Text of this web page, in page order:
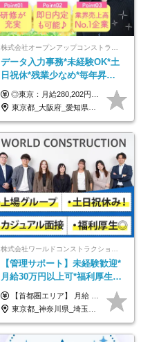
データ入力事務*未経験OK*土
日祝休*残業少なめ*毎年昇給
あり*面接1回*月収37万円可/o
◎東京：月給280,202円～402,430円 ◎大阪：月給269,824円～392,052円 ◎名古屋：月給285,967円～408,195円 ◎その他：月給265,212円～387,440円 ※試用期間3か月／待遇は研修期間中のみ変更あり （東京：23.9万円～、大阪：月給23.4万円～、名古屋：月給24.2万円～、その他：月給23.1万円～） ※固定残業代（配属後に支給）・一律手当を含む ※固定残業代は残業がない場合も支給し、超過分は別途支給する ※年齢、経験、能力を考慮し、支給額を決定します。
東京都_大阪府_愛知県_北海道_宮城県_新潟県_石川県_静岡県_広島県_福岡県_沖縄県
株式会社ワールドコンストラクション 【東証一部】 (ワールドホールディングス・グループ)
【管理サポート】未経験歓迎*
月給30万円以上可*福利厚生が
充実！
【首都圏エリア】 月給 291,800円以上 ＋ 各種手当 【北関東エリア】 月給 264,260円以上 ＋ 各種手当 【関西・四国エリア】 月給 278,040円以上 ＋ 各種手当 【中部エリア】 月給 278,040円以上 ＋ 各種手当 【北海道・東北エリア】 月給 247,000円以上 ＋ 各種手当 【九州エリア】 月給 235,540円以上 ＋ 各種手当 【中国エリア】 月給 250,460 円以上 ＋ 各種手当 ※全て年齢・経験・能力などを考慮します。 ※試用期間3ヶ月あり。その間の待遇に変動はありません。 ※固定残業代（20時間分）を含む 首都圏／37,800円以上 北関東／34,260円以上 関西・四国／36,040円以上 中部／36,040円以上 北海道・東北／32,000円以上 九州／30,540円以上 中国／32,460円以上 ※超過分は全額支給 初年度の年収 400万円～900万円
東京都_神奈川県_埼玉県_千葉県_大阪府_愛知県_北海道_青森県_岩手県_宮城県_秋田県_山形県_福島県_茨城県_栃木県_群馬県_新潟県_山梨県_長野県_富山県_石川県_福井県_静岡県_岐阜県_三重県_兵庫県_京都府_滋賀県_奈良県_和歌山県_広島県_岡山県_鳥取県_島根県_山口県_徳島県_香川県_愛媛県_高知県_福岡県_熊本県_佐賀県_長崎県_大分県_宮崎県_鹿児島県_沖縄県